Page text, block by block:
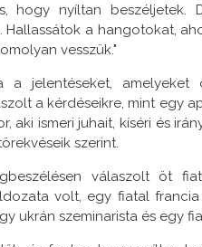
hogy nyíltan
Hallassátok a hangotokat,
vesszük."
a jelentéseket,
a kérdéseikre, mint egy
aki ismeri juhait, kíséri és
szerint.
válaszolt öt
volt, egy fiatal
ukrán szeminarista és egy